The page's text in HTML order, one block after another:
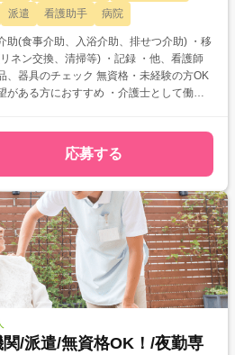
派遣 看護助手 病院
助(食事介助、入浴介助、排せつ介助) ・移
ネン交換、清掃等) ・記録 ・他、看護師
ク 無資格・未経験の方OK
応募する
/派遣/無資格OK！/夜勤専